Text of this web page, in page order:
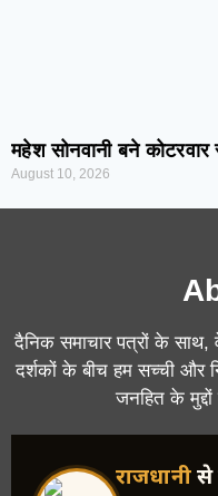
महेश सोनवानी बने
August 10, 2026
दैनिक समाचार पत्रों के साथ,
दर्शकों के बीच हम सच्ची और
जनहित के
राजधानीसे